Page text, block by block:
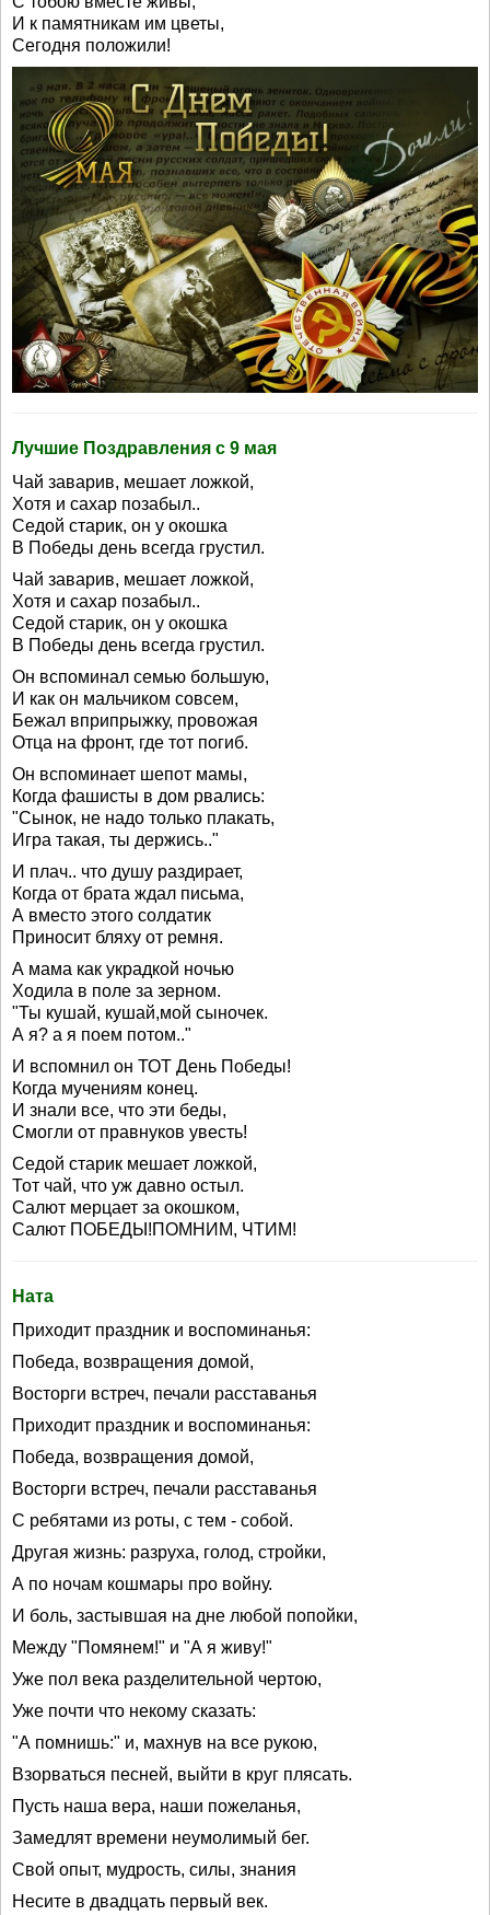
И к памятникам им цветы,
Сегодня положили!
Лучшие Поздравления с 9 мая
Чай заварив, мешает ложкой,
Хотя и сахар позабыл..
Седой старик, он у окошка
В Победы день всегда грустил.
Чай заварив, мешает ложкой,
Хотя и сахар позабыл..
Седой старик, он у окошка
В Победы день всегда грустил.
Он вспоминал семью большую,
И как он мальчиком совсем,
Бежал вприпрыжку, провожая
Отца на фронт, где тот погиб.
Он вспоминает шепот мамы,
Когда фашисты в дом рвались:
"Сынок, не надо только плакать,
Игра такая, ты держись.."
И плач.. что душу раздирает,
Когда от брата ждал письма,
А вместо этого солдатик
Приносит бляху от ремня.
А мама как украдкой ночью
Ходила в поле за зерном.
"Ты кушай, кушай,мой сыночек.
А я? а я поем потом.."
И вспомнил он ТОТ День Победы!
Когда мучениям конец.
И знали все, что эти беды,
Смогли от правнуков увесть!
Седой старик мешает ложкой,
Тот чай, что уж давно остыл.
Салют мерцает за окошком,
Салют ПОБЕДЫ!ПОМНИМ, ЧТИМ!
Ната
Приходит праздник и воспоминанья:
Победа, возвращения домой,
Восторги встреч, печали расставанья
Приходит праздник и воспоминанья:
Победа, возвращения домой,
Восторги встреч, печали расставанья
С ребятами из роты, с тем - собой.
Другая жизнь: разруха, голод, стройки,
А по ночам кошмары про войну.
И боль, застывшая на дне любой попойки,
Между "Помянем!" и "А я живу!"
Уже пол века разделительной чертою,
Уже почти что некому сказать:
"А помнишь:" и, махнув на все рукою,
Взорваться песней, выйти в круг плясать.
Пусть наша вера, наши пожеланья,
Замедлят времени неумолимый бег.
Свой опыт, мудрость, силы, знания
Несите в двадцать первый век.